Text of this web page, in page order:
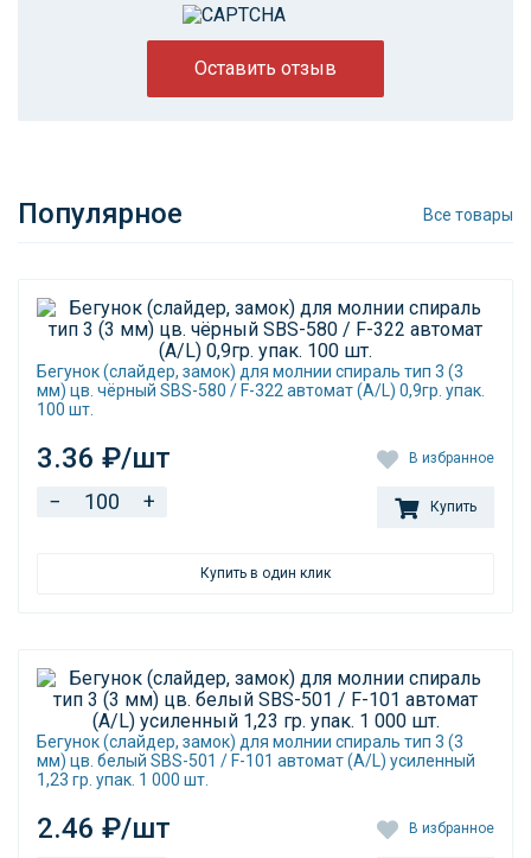
Оставить отзыв
Популярное Все товары
Бегунок (слайдер, замок) для молнии спираль тип 3 (3
мм) цв. чёрный SBS-580 / F-322 автомат (A/L) 0,9гр. упак.
100 шт.
3.36 ₽/шт В избранное
− + Купить
Купить в один клик
Бегунок (слайдер, замок) для молнии спираль тип 3 (3
мм) цв. белый SBS-501 / F-101 автомат (A/L) усиленный
1,23 гр. упак. 1 000 шт.
2.46 ₽/шт В избранное